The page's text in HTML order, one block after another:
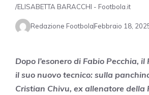
/ELISABETTA BARACCHI - Footbola.it
Redazione FootbolaFebbraio 18,
Dopo l’esonero di Fabio Pecchia,
il suo nuovo tecnico: sulla
Cristian Chivu, ex allenatore della